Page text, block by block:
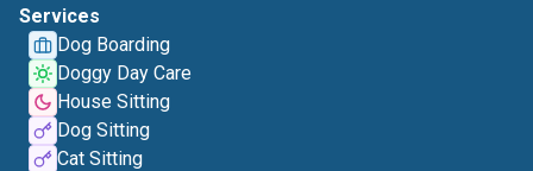
Services
Dog Boarding
Doggy Day Care
House Sitting
Dog Sitting
Cat Sitting